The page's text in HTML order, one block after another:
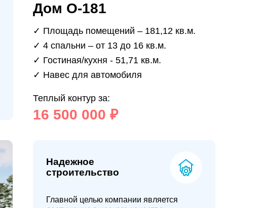
Надежное
строительство
Главной целью компании является
Теплый контур за:
✓ Навес для автомобиля
✓ Гостиная/кухня - 51,71 кв.м.
✓ 4 спальни – от 13 до 16 кв.м.
✓ Площадь помещений – 181,12 кв.м.
16 500 000 ₽
Дом О-181